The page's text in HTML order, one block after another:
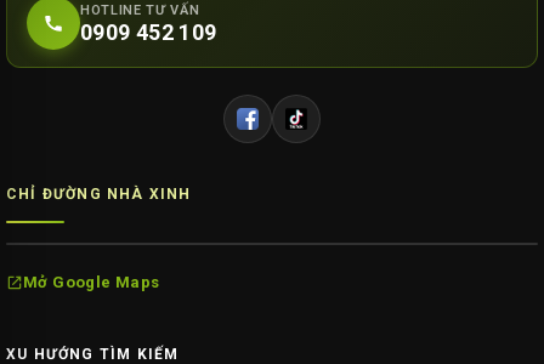
HOTLINE TƯ VẤN
0909 452 109
CHỈ ĐƯỜNG NHÀ XINH
Mở Google Maps
XU HƯỚNG TÌM KIẾM